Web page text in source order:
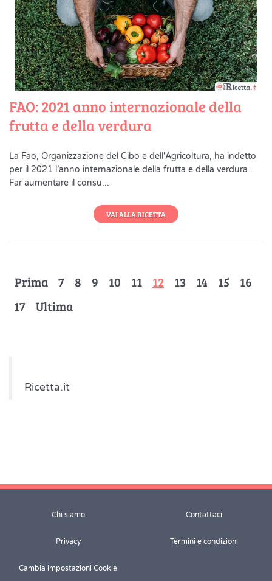
FAO: 2021 anno internazionale della
frutta e della verdura
La Fao, Organizzazione del Cibo e dell'Agricoltura, ha indetto
per il 2021 l’anno internazionale della frutta e della verdura .
Far aumentare il consu...
VAI ALLA RICETTA
Prima 7 8 9 10 11 12 13 14 15
16
17
Ultima
Ricetta.it
Chi siamo Contattaci
Privacy Termini e condizioni
Cambia impostazioni Cookie